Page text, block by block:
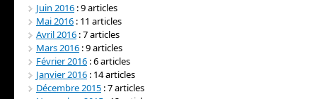
Juin 2016 : 9 articles
Mai 2016 : 11 articles
Avril 2016 : 7 articles
Mars 2016 : 9 articles
Février 2016 : 6 articles
Janvier 2016 : 14 articles
Décembre 2015 : 7 articles